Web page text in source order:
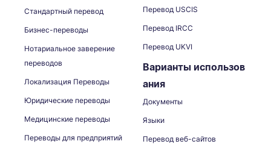
Стандартный перевод
Бизнес-переводы
Нотариальное заверение
переводов
Локализация Переводы
Юридические переводы
Медицинские переводы
Переводы для предприятий
Перевод USCIS
Перевод IRCC
Перевод UKVI
Варианты использов
ания
Документы
Языки
Перевод веб-сайтов